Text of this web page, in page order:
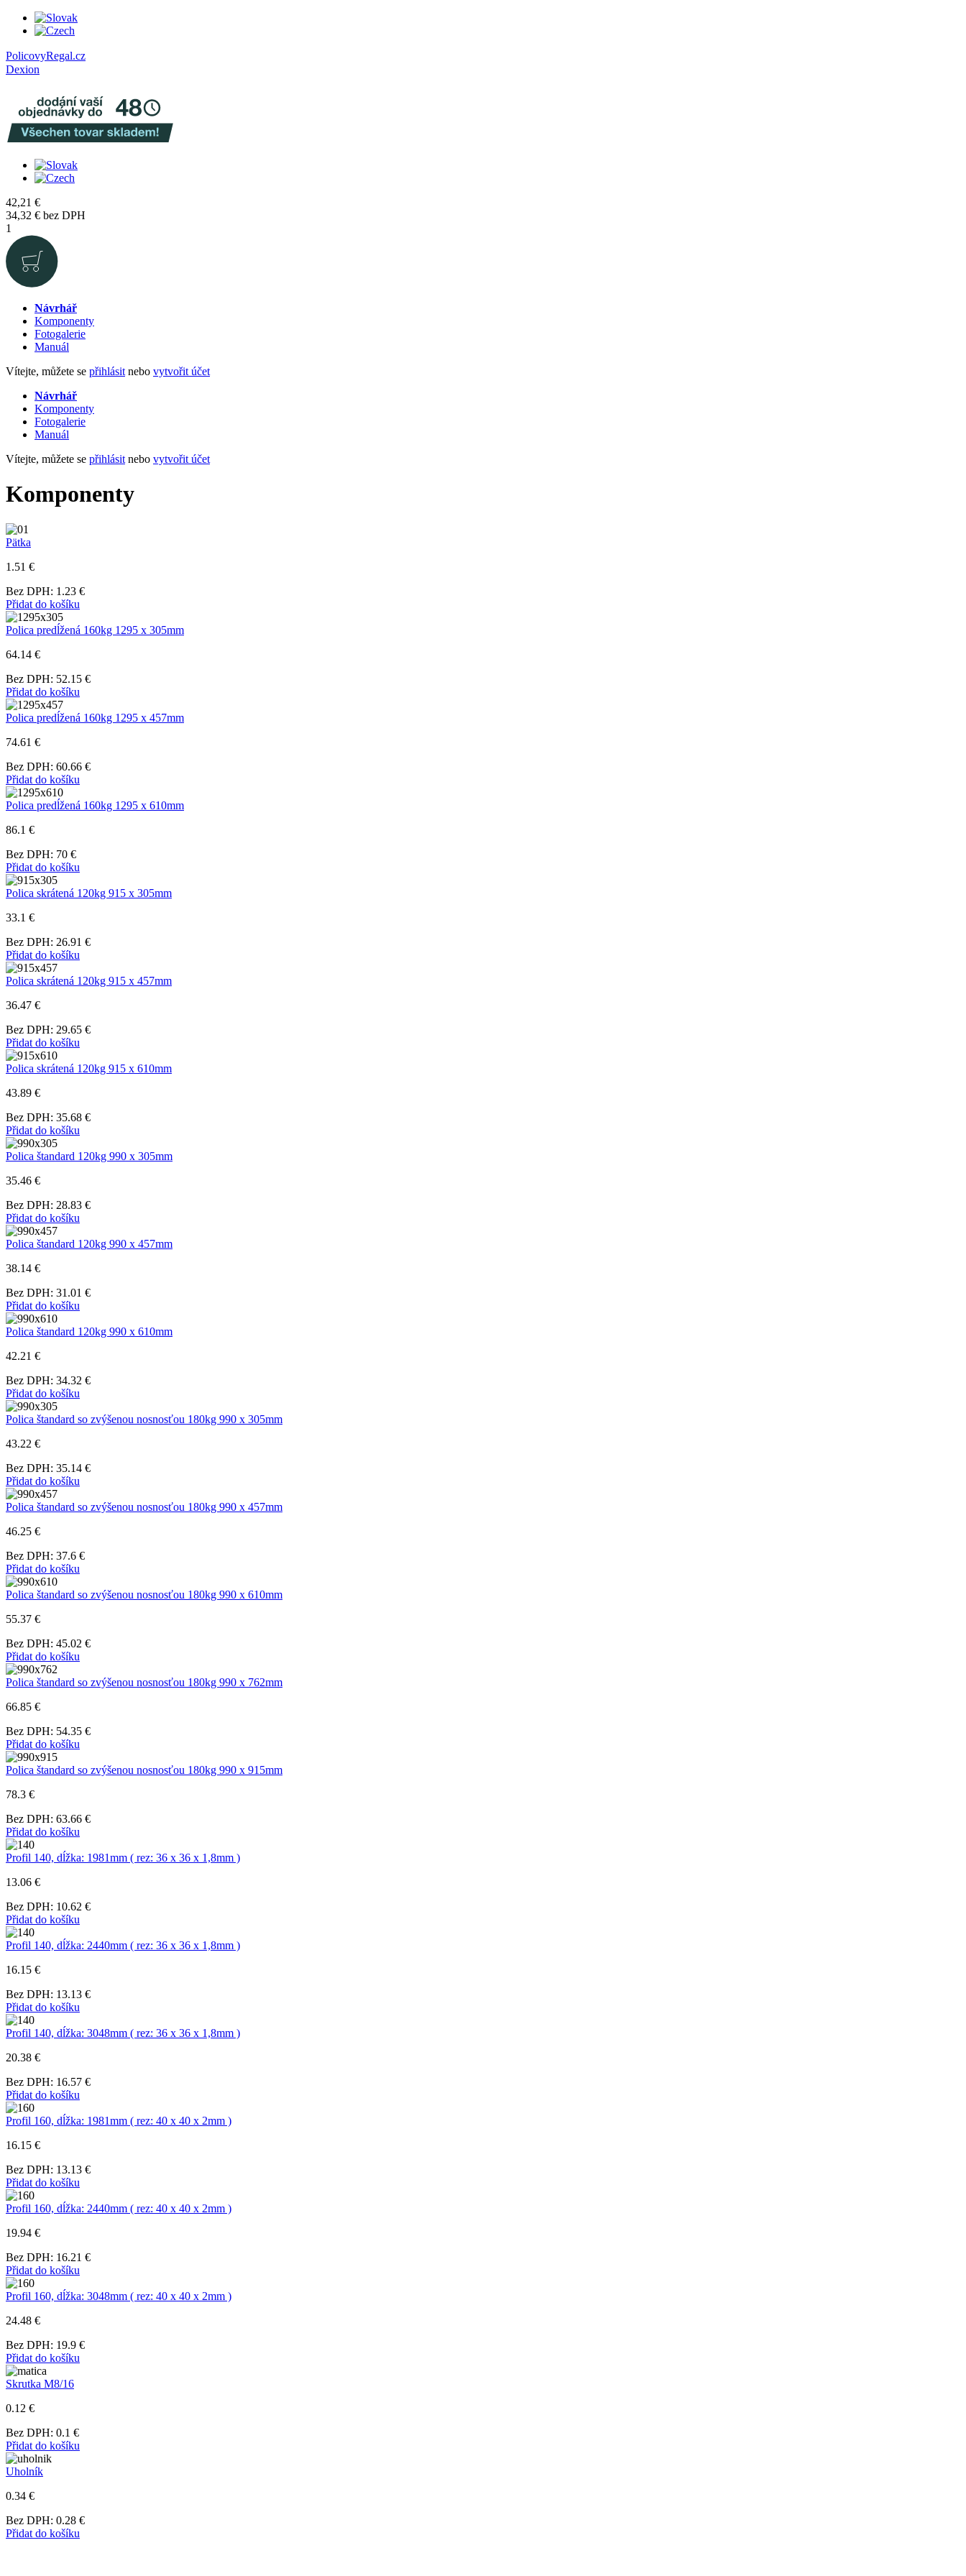
PolicovyRegal.cz
Dexion
42,21 €
34,32 € bez DPH
1
Návrhář
Komponenty
Fotogalerie
Manuál
Vítejte, můžete se přihlásit nebo vytvořit účet
Návrhář
Komponenty
Fotogalerie
Manuál
Vítejte, můžete se přihlásit nebo vytvořit účet
Komponenty
Pätka
1.51 €
Bez DPH: 1.23 €
Přidat do košíku
Polica predĺžená 160kg 1295 x 305mm
64.14 €
Bez DPH: 52.15 €
Přidat do košíku
Polica predĺžená 160kg 1295 x 457mm
74.61 €
Bez DPH: 60.66 €
Přidat do košíku
Polica predĺžená 160kg 1295 x 610mm
86.1 €
Bez DPH: 70 €
Přidat do košíku
Polica skrátená 120kg 915 x 305mm
33.1 €
Bez DPH: 26.91 €
Přidat do košíku
Polica skrátená 120kg 915 x 457mm
36.47 €
Bez DPH: 29.65 €
Přidat do košíku
Polica skrátená 120kg 915 x 610mm
43.89 €
Bez DPH: 35.68 €
Přidat do košíku
Polica štandard 120kg 990 x 305mm
35.46 €
Bez DPH: 28.83 €
Přidat do košíku
Polica štandard 120kg 990 x 457mm
38.14 €
Bez DPH: 31.01 €
Přidat do košíku
Polica štandard 120kg 990 x 610mm
42.21 €
Bez DPH: 34.32 €
Přidat do košíku
Polica štandard so zvýšenou nosnosťou 180kg 990 x 305mm
43.22 €
Bez DPH: 35.14 €
Přidat do košíku
Polica štandard so zvýšenou nosnosťou 180kg 990 x 457mm
46.25 €
Bez DPH: 37.6 €
Přidat do košíku
Polica štandard so zvýšenou nosnosťou 180kg 990 x 610mm
55.37 €
Bez DPH: 45.02 €
Přidat do košíku
Polica štandard so zvýšenou nosnosťou 180kg 990 x 762mm
66.85 €
Bez DPH: 54.35 €
Přidat do košíku
Polica štandard so zvýšenou nosnosťou 180kg 990 x 915mm
78.3 €
Bez DPH: 63.66 €
Přidat do košíku
Profil 140, dĺžka: 1981mm ( rez: 36 x 36 x 1,8mm )
13.06 €
Bez DPH: 10.62 €
Přidat do košíku
Profil 140, dĺžka: 2440mm ( rez: 36 x 36 x 1,8mm )
16.15 €
Bez DPH: 13.13 €
Přidat do košíku
Profil 140, dĺžka: 3048mm ( rez: 36 x 36 x 1,8mm )
20.38 €
Bez DPH: 16.57 €
Přidat do košíku
Profil 160, dĺžka: 1981mm ( rez: 40 x 40 x 2mm )
16.15 €
Bez DPH: 13.13 €
Přidat do košíku
Profil 160, dĺžka: 2440mm ( rez: 40 x 40 x 2mm )
19.94 €
Bez DPH: 16.21 €
Přidat do košíku
Profil 160, dĺžka: 3048mm ( rez: 40 x 40 x 2mm )
24.48 €
Bez DPH: 19.9 €
Přidat do košíku
Skrutka M8/16
0.12 €
Bez DPH: 0.1 €
Přidat do košíku
Uholník
0.34 €
Bez DPH: 0.28 €
Přidat do košíku